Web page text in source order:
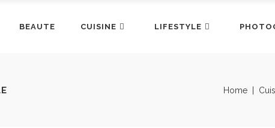
BEAUTE CUISINE LIFESTYLE
Home